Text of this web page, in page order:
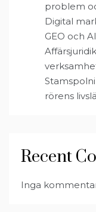
problem
Digital
GEO och AI
rörens
Recent
Inga